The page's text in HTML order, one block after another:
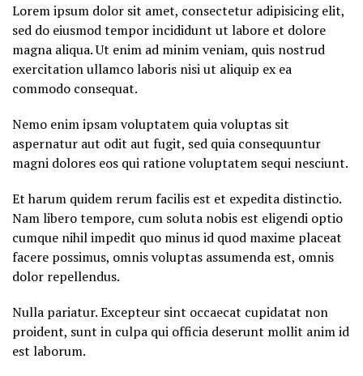
Lorem ipsum dolor sit amet, consectetur adipisicing elit,
sed do eiusmod tempor incididunt ut labore et dolore
magna aliqua. Ut enim ad minim veniam, quis nostrud
exercitation ullamco laboris nisi ut aliquip ex ea
commodo consequat.
Nemo enim ipsam voluptatem quia voluptas sit
aspernatur aut odit aut fugit, sed quia consequuntur
magni dolores eos qui ratione voluptatem sequi nesciunt.
Et harum quidem rerum facilis est et expedita distinctio.
Nam libero tempore, cum soluta nobis est eligendi optio
cumque nihil impedit quo minus id quod maxime placeat
facere possimus, omnis voluptas assumenda est, omnis
dolor repellendus.
Nulla pariatur. Excepteur sint occaecat cupidatat non
proident, sunt in culpa qui officia deserunt mollit anim id
est laborum.